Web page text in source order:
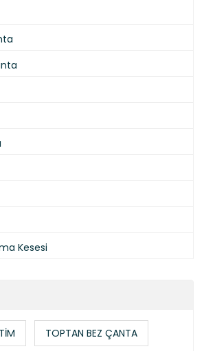
Kesesi
TOPTAN BEZ ÇANTA